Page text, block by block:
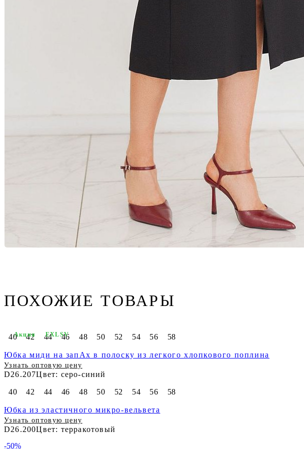
ПОХОЖИЕ ТОВАРЫ
40 42 44 46 48 50 52 54 56 58
Юбка миди на запАх в полоску из легкого хлопкового поплина
Узнать оптовую цену
D26.207Цвет: серо-синий
Акция EXLSV
40 42 44 46 48 50 52 54 56 58
Юбка из эластичного микро-вельвета
Узнать оптовую цену
D26.200Цвет: терракотовый
-50%